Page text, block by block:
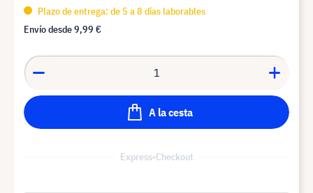
Plazo de entrega: de 5 a 8 días laborables
Envío desde9,99 €
A la cesta
Express-Checkout